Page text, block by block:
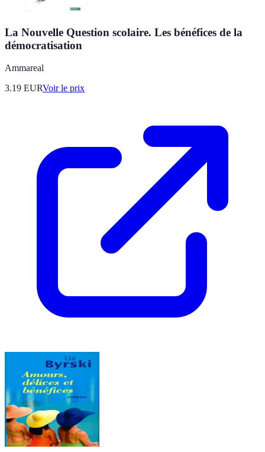
La Nouvelle Question scolaire. Les bénéfices de la
démocratisation
Ammareal
3.19 EURVoir le prix